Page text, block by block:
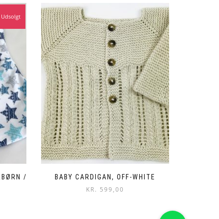
/
Udsolgt
BABY CARDIGAN, OFF-WHITE
KR. 599,00